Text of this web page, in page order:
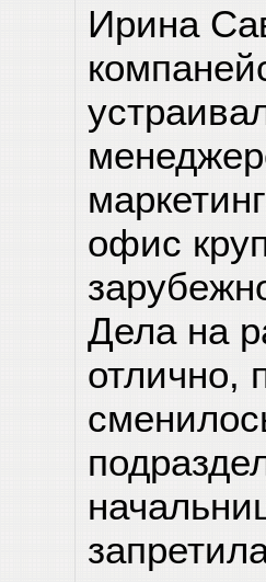
Ирина
офис
Дела на
отлично,